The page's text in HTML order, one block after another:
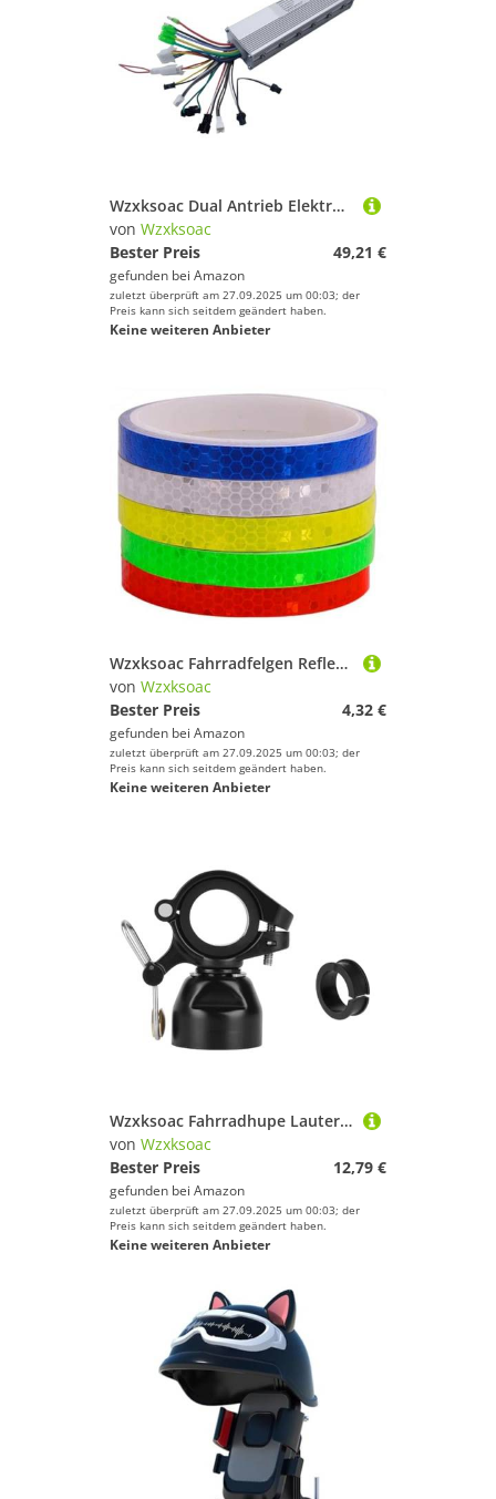
Spaß und Erfolg beim Sportausrüstung!
Fitnesszubehör von Wzxksoac
Kletterausrüstung von Wzxksoac
Messgeräte von Wzxksoac
Tapes & Bandagen von Wzxksoac
Gewichte von Wzxksoac
Zelte von Wzxksoac
Schläger & Stöcke von Wzxksoac
Wzxksoac Dual Antrieb Elektrofahrrad Bikeloser Motor Controller DC Intelligenter Motor Controller 48 V/60 V 350W
von Wzxksoac
Bester Preis
49,21 €
gefunden bei Amazon
zuletzt überprüft am 27.09.2025 um 00:03; der
Preis kann sich seitdem geändert haben.
Keine weiteren Anbieter
Wzxksoac Fahrradfelgen Reflektierende Aufkleber Fluoreszierendes Fahrrad Reflektierendes Band für Fahrradsicherheit
von Wzxksoac
Bester Preis
4,32 €
gefunden bei Amazon
zuletzt überprüft am 27.09.2025 um 00:03; der
Preis kann sich seitdem geändert haben.
Keine weiteren Anbieter
Wzxksoac Fahrradhupe Lauter Klang Straßenfahrrad Warnklingel Ultraleichte Kupferlegierung Hupe Fahrrad Zubehör Schwarz
von Wzxksoac
Bester Preis
12,79 €
gefunden bei Amazon
zuletzt überprüft am 27.09.2025 um 00:03; der
Preis kann sich seitdem geändert haben.
Keine weiteren Anbieter